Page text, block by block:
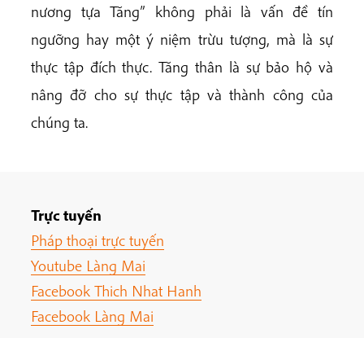
nương tựa Tăng” không phải là vấn đề tín
ngưỡng hay một ý niệm trừu tượng, mà là sự
thực tập đích thực. Tăng thân là sự bảo hộ và
nâng đỡ cho sự thực tập và thành công của
chúng ta.
Trực tuyến
Pháp thoại trực tuyến
Youtube Làng Mai
Facebook Thich Nhat Hanh
Facebook Làng Mai